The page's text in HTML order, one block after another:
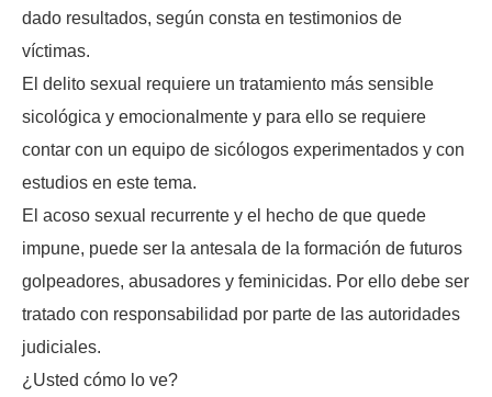
dado resultados, según consta en testimonios de
víctimas.
El delito sexual requiere un tratamiento más sensible
sicológica y emocionalmente y para ello se requiere
contar con un equipo de sicólogos experimentados y con
estudios en este tema.
El acoso sexual recurrente y el hecho de que quede
impune, puede ser la antesala de la formación de futuros
golpeadores, abusadores y feminicidas. Por ello debe ser
tratado con responsabilidad por parte de las autoridades
judiciales.
¿Usted cómo lo ve?